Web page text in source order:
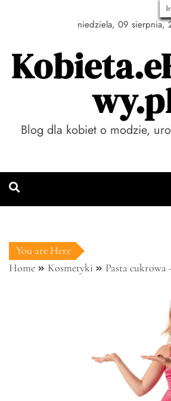
niedziela, 09 sierpnia,
Blog dla kobiet o modzie,
You are Here
Home
Kosmetyki Pasta cukrowa